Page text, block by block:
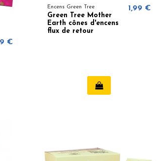
€
Encens Green Tree
Green Tree Mother
Earth cônes d'encens
flux de retour
1,99 €